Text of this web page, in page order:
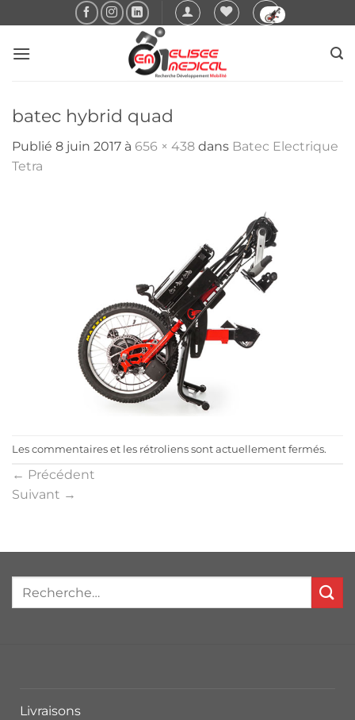
au
contenu
batec hybrid quad
Publié 8 juin 2017 à 656 × 438 dans Batec Electrique
Tetra
Les commentaires et les rétroliens sont actuellement fermés.
← Précédent
Suivant →
Livraisons